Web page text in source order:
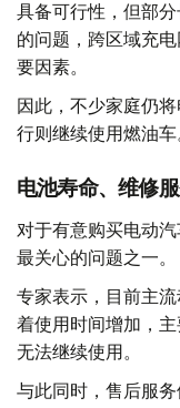
具备可行性，但部
的问题，跨区域充
要因素。
因此，不少家庭仍
行则继续使用燃油车
电池寿命、维修
对于有意购买电动
最关心的问题之一。
专家表示，目前主
着使用时间增加，
无法继续使用。
与此同时，售后服